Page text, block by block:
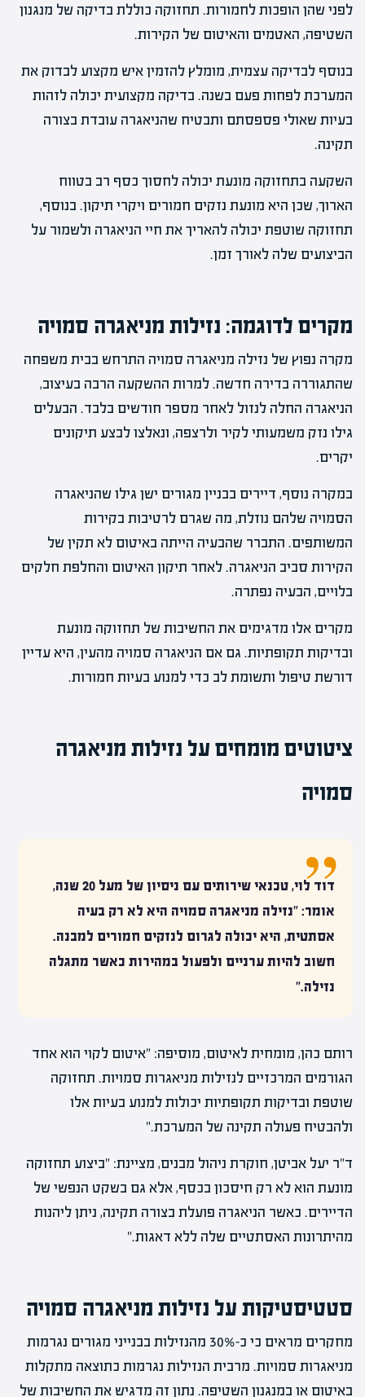
לפני שהן הופכות לחמורות. תחזוקה כוללת בדיקה של מנגנון
השטיפה, האטמים והאיטום של הקירות.
בנוסף לבדיקה עצמית, מומלץ להזמין איש מקצוע לבדוק את
המערכת לפחות פעם בשנה. בדיקה מקצועית יכולה לזהות
בעיות שאולי פספסתם ותבטיח שהניאגרה עובדת בצורה
תקינה.
השקעה בתחזוקה מונעת יכולה לחסוך כסף רב בטווח
הארוך, שכן היא מונעת נזקים חמורים ויקרי תיקון. בנוסף,
תחזוקה שוטפת יכולה להאריך את חיי הניאגרה ולשמור על
הביצועים שלה לאורך זמן.
מקרים לדוגמה: נזילות מניאגרה סמויה
מקרה נפוץ של נזילה מניאגרה סמויה התרחש בבית משפחה
שהתגוררה בדירה חדשה. למרות ההשקעה הרבה בעיצוב,
הניאגרה החלה לנזול לאחר מספר חודשים בלבד. הבעלים
גילו נזק משמעותי לקיר ולרצפה, ונאלצו לבצע תיקונים
יקרים.
במקרה נוסף, דיירים בבניין מגורים ישן גילו שהניאגרה
הסמויה שלהם נוזלת, מה שגרם לרטיבות בקירות
המשותפים. התברר שהבעיה הייתה באיטום לא תקין של
הקירות סביב הניאגרה. לאחר תיקון האיטום והחלפת חלקים
בלויים, הבעיה נפתרה.
מקרים אלו מדגימים את החשיבות של תחזוקה מונעת
ובדיקות תקופתיות. גם אם הניאגרה סמויה מהעין, היא עדיין
דורשת טיפול ותשומת לב כדי למנוע בעיות חמורות.
ציטוטים מומחים על נזילות מניאגרה
סמויה
דוד לוי, טכנאי שירותים עם ניסיון של מעל 20 שנה,
אומר: "נזילה מניאגרה סמויה היא לא רק בעיה
אסתטית, היא יכולה לגרום לנזקים חמורים למבנה.
חשוב להיות ערניים ולפעול במהירות כאשר מתגלה
נזילה."
רותם כהן, מומחית לאיטום, מוסיפה: "איטום לקוי הוא אחד
הגורמים המרכזיים לנזילות מניאגרות סמויות. תחזוקה
שוטפת ובדיקות תקופתיות יכולות למנוע בעיות אלו
ולהבטיח פעולה תקינה של המערכת."
ד"ר יעל אביטן, חוקרת ניהול מבנים, מציינת: "ביצוע תחזוקה
מונעת הוא לא רק חיסכון בכסף, אלא גם בשקט הנפשי של
הדיירים. כאשר הניאגרה פועלת בצורה תקינה, ניתן ליהנות
מהיתרונות האסתטיים שלה ללא דאגות."
סטטיסטיקות על נזילות מניאגרה סמויה
מחקרים מראים כי כ-30% מהנזילות בבנייני מגורים נגרמות
מניאגרות סמויות. מרבית הנזילות נגרמות כתוצאה מתקלות
באיטום או במנגנון השטיפה. נתון זה מדגיש את החשיבות של